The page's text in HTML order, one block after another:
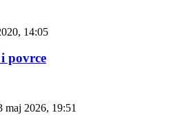
14:05
povrce
maj 2026, 19:51